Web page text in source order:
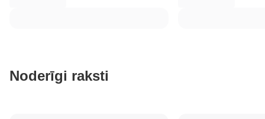
Noderīgi raksti